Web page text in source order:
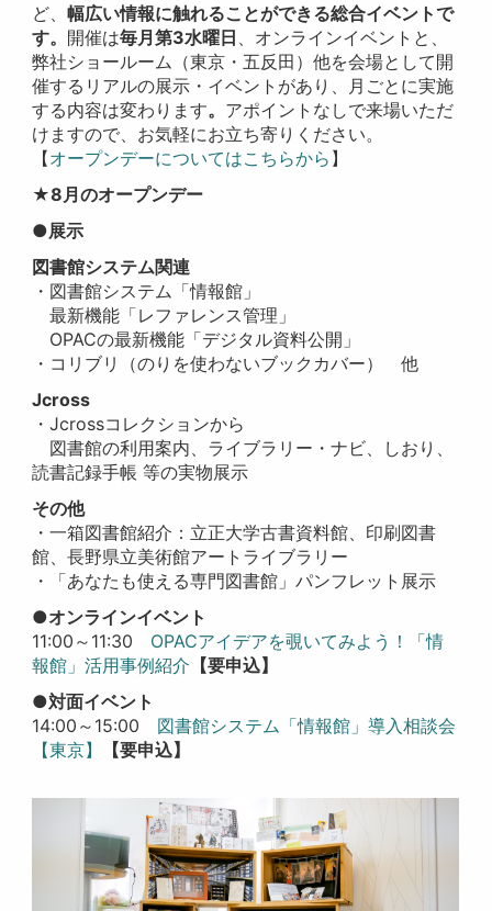
ど、幅広い情報に触れることができる総合イベントで
す。 開催は毎月第3水曜日 、オンラインイベントと、
弊社ショールーム（東京・五反田）他を会場として開
催するリアルの展示・イベントがあり、月ごとに実施
する内容は変わります。 アポイントなしで来場いただ
けますので、お気軽にお立ち寄りください。
【オープンデーについてはこちらから 】
★8月のオープンデー
●展示
図書館システム関連
・図書館システム「情報館」
最新機能「レファレンス管理」
OPACの最新機能「デジタル資料公開」
・コリブリ（のりを使わないブックカバー） 他
Jcross
・Jcrossコレクションから
図書館の利用案内、 ライブラリー・ナビ、しおり、
読書記録手帳 等の実物展示
その他
・一箱図書館紹介 ：立正大学古書資料館、印刷図書
館、長野県立美術館アートライブラリー
・「あなたも使える専門図書館」パンフレット展示
●オンラインイベント
11:00～11:30 OPACアイデアを覗いてみよう！「情
報館」活用事例紹介 【要申込】
●対面イベント
14:00～15:00 図書館システム「情報館」導入相談会
【東京】
【要申込】